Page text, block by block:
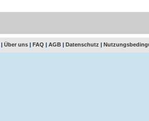
| Über uns | FAQ | AGB | Datenschutz |